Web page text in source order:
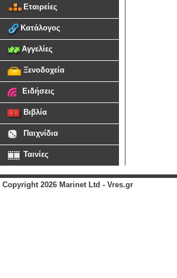
Εταιρείες
Κατάλογος
Αγγελίες
Ξενοδοχεία
Ειδήσεις
Βιβλία
Παιχνίδια
Ταινίες
Copyright 2026 Marinet Ltd - Vres.gr